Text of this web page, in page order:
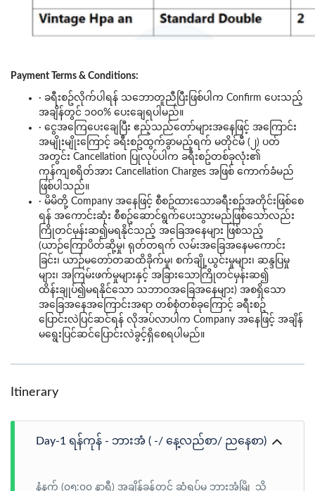
Payment Terms & Conditions:
· ခရီးစဥ်လိုက်ပါရန် သဘောတူညီပြီးဖြစ်ပါက Confirm ပေးသည့်
အချိန်တွင် ၁၀၀% ပေးချေရပါမည်။
· ငွေအကြေပေးချေပြီး ဧည့်သည်တော်များအနေဖြင့် အကြောင်း
အမျိုးမျိုးကြောင့် ခရီးစဥ်ထွက်ခွာမည့်ရက် မတိုင်မီ (၂) ပတ်
အတွင်း Cancellation ပြုလုပ်ပါက ခရီးစဥ်တစ်ခုလုံး၏
ကုန်ကျစရိတ်အား Cancellation Charges အဖြစ် ကောက်ခံမည်
ဖြစ်ပါသည်။
· မိမိတို့ Company အနေဖြင့် စီစဥ်ထားသောခရီးစဥ်အတိုင်းဖြစ်စေ
ရန် အကောင်းဆုံး စီစဥ်ဆောင်ရွက်ပေးသွားမည်ဖြစ်သော်လည်း
ကြိုတင်မှန်းဆ၍မရနိုင်သည့် အခြေအနေများ ဖြစ်သည့်
(ယာဉ်ကြောပိတ်ဆို့မှု၊ ရုတ်တရက် လမ်းအခြေအနေမကောင်း
ခြင်း၊ ယာဉ်မတော်တဆထိခိုက်မှု၊ စက်ချို့ယွင်းမှုများ၊ ဆန္ဒပြမှု
များ၊ အကြမ်းဖက်မှုများနှင့် အခြားသောကြိုတင်မှန်းဆ၍
ထိန်းချုပ်၍မရနိုင်သော သဘာဝအခြေအနေများ) အစရှိသော
အခြေအနေအကြောင်းအရာ တစ်စုံတစ်ခုကြောင့် ခရီးစဥ်
ပြောင်းလဲပြင်ဆင်ရန် လိုအပ်လာပါက Company အနေဖြင့် အချိန်
မရွေးပြင်ဆင်ပြောင်းလဲခွင့်ရှိစေရပါမည်။
Itinerary
Day-1 ရန်ကုန် - ဘားအံ ( -/ နေ့လည်စာ‌/ ညနေစာ)
နံနက် (၀၅:၀၀ နာရီ) အချိန်ခန့်တွင် ဆုံရပ်မှ ဘားအံမြို့ သို့